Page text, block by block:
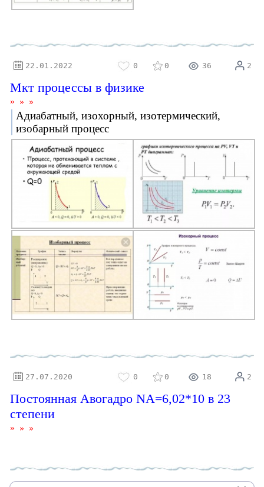
22.01.2022 0 ⚝ 0 36 2
Мкт процессы в физике
» » »
Адиабатный, изохорный, изотермический,
изобарный процесс
27.07.2020 0 ⚝ 0 18 2
Постоянная Авогадро NA=6,02*10 в 23
степени
» » »